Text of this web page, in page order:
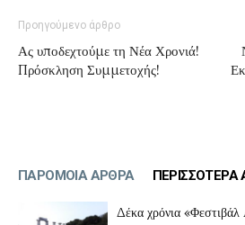
Προηγούμενο άρθρο
Ας υποδεχτούμε τη Νέα Χρονιά!
Πρόσκληση Συμμετοχής!
ΠΑΡΟΜΟΙΑ ΑΡΘΡΑ
Δέκα χρόνια